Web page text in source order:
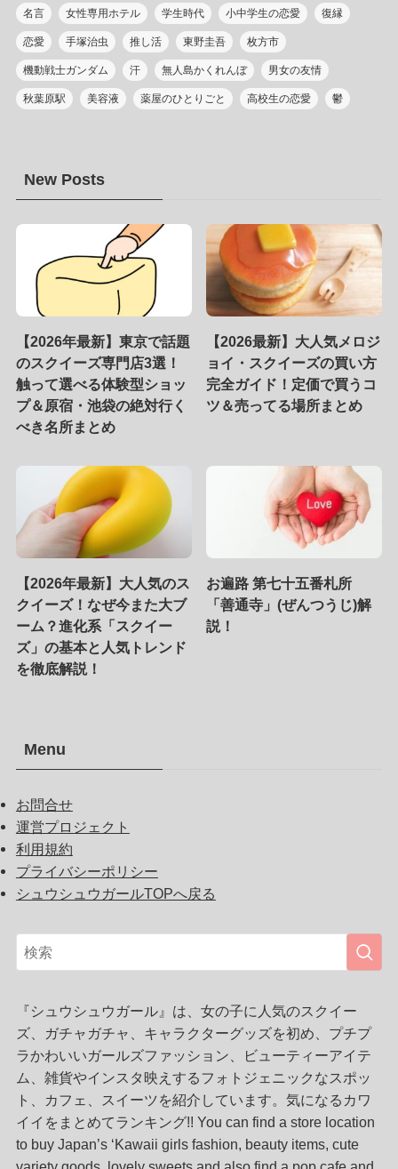
名言 女性専用ホテル 学生時代 小中学生の恋愛 復縁
恋愛 手塚治虫 推し活 東野圭吾 枚方市
機動戦士ガンダム 汗 無人島かくれんぼ 男女の友情
秋葉原駅 美容液 薬屋のひとりごと 高校生の恋愛 鬱
New Posts
【2026年最新】東京で話題
のスクイーズ専門店3選！
触って選べる体験型ショッ
プ＆原宿・池袋の絶対行く
べき名所まとめ
【2026最新】大人気メロジ
ョイ・スクイーズの買い方
完全ガイド！定価で買うコ
ツ＆売ってる場所まとめ
【2026年最新】大人気のス
クイーズ！なぜ今また大ブ
ーム？進化系「スクイー
ズ」の基本と人気トレンド
を徹底解説！
お遍路 第七十五番札所
「善通寺」(ぜんつうじ)解
説！
Menu
お問合せ
運営プロジェクト
利用規約
プライバシーポリシー
シュウシュウガールTOPへ戻る
『シュウシュウガール』は、女の子に人気のスクイー
ズ、ガチャガチャ、キャラクターグッズを初め、プチプ
ラかわいいガールズファッション、ビューティーアイテ
ム、雑貨やインスタ映えするフォトジェニックなスポッ
ト、カフェ、スイーツを紹介しています。気になるカワ
イイをまとめてランキング!! You can find a store location
to buy Japan’s ‘Kawaii girls fashion, beauty items, cute